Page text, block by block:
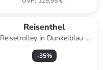
Reisenthel
Reisetrolley in Dunkelblau -
(B)49 x (H)41 x (T)30 cm
-35%